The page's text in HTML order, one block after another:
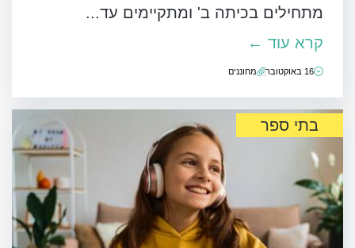
מתחילים בכיתה ב' ומתקיימים עד...
קרא עוד ←
מחוננים 16 באוקטובר
בתי ספר